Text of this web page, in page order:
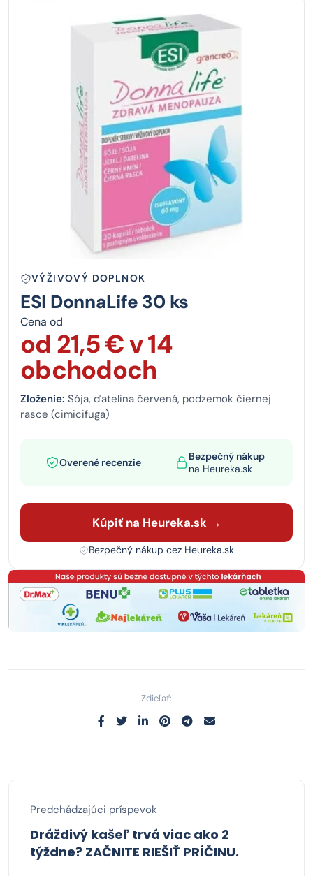
VÝŽIVOVÝ DOPLNOK
ESI DonnaLife 30 ks
Cena od
od 21,5 € v 14
obchodoch
Zloženie: Sója, ďatelina červená, podzemok čiernej
rasce (cimicifuga)
Overené recenzie
Bezpečný nákup
na Heureka.sk
Kúpiť na Heureka.sk →
Bezpečný nákup cez Heureka.sk
Zdieľať:
Predchádzajúci príspevok
Dráždivý kašeľ trvá viac ako 2
týždne? ZAČNITE RIEŠIŤ PRÍČINU.